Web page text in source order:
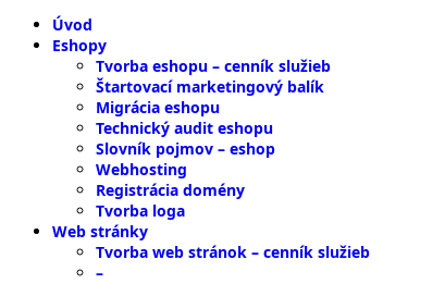
Úvod
Eshopy
Tvorba eshopu – cenník služieb
Štartovací marketingový balík
Migrácia eshopu
Technický audit eshopu
Slovník pojmov – eshop
Webhosting
Registrácia domény
Tvorba loga
Web stránky
Tvorba web stránok – cenník služieb
–